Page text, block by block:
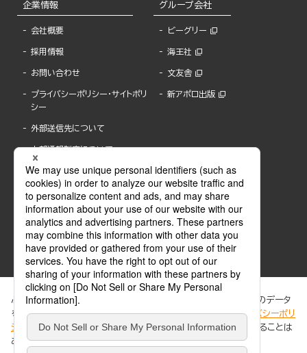
企業情報
会社概要
採用情報
お問い合わせ
プライバシーポリシー・サイトポリ
シー
外部送信先について
内部通報制度について
グループ会社
ビーグリー
海王社
文友舎
新アポロ出版
ABJマークは、この電子書店・電子書籍配信サービスが、著作権者からコンテンツ使用許諾を
得た正規版配信サービスであることを示す登録商標(登録番号 第6091713号)です。
ぶんか社が運営するサイトでは、利便性向上のためにCookie等のデータ
を使用しています。 当社のCookieについての詳細は、「プライバシーポリ
シー
」をご覧ください。当サイトでは、訪問者の個人情報を追跡することは
ありません。